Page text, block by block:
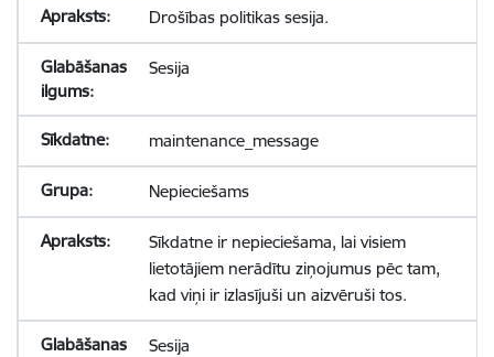
Drošības politikas sesija.
Sesija
maintenance_message
Nepieciešams
Sīkdatne ir nepieciešama, lai visiem
lietotājiem nerādītu ziņojumus pēc tam,
kad viņi ir izlasījuši un aizvēruši tos.
Sesija